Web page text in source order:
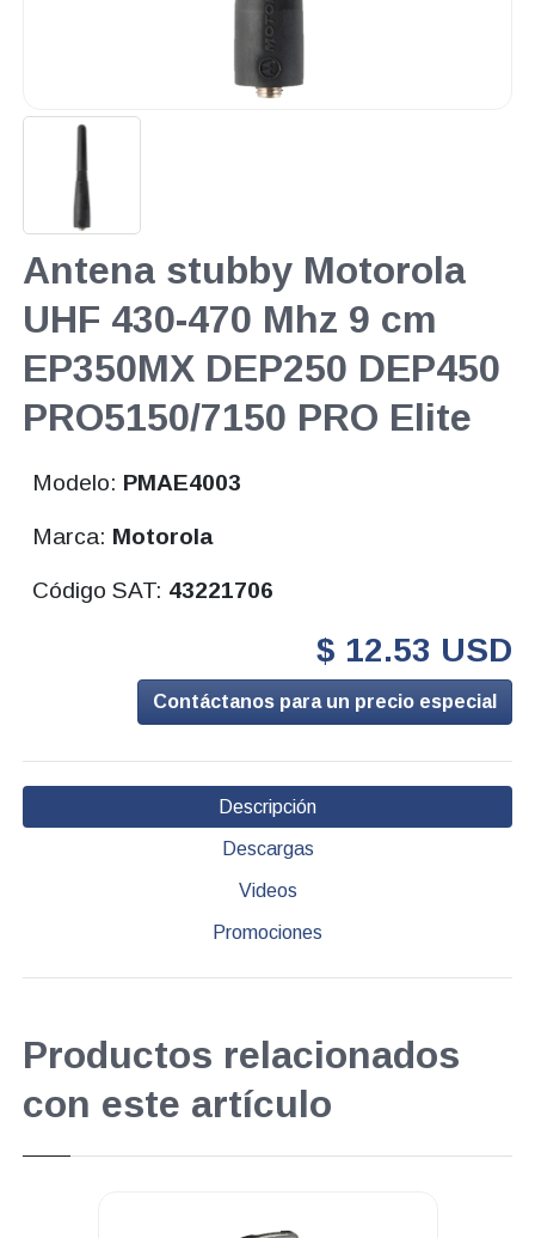
Antena stubby Motorola
UHF 430-470 Mhz 9 cm
EP350MX DEP250 DEP450
PRO5150/7150 PRO Elite
Modelo: PMAE4003
Marca: Motorola
Código SAT: 43221706
$ 12.53 USD
Contáctanos para un precio especial
Descripción
Descargas
Videos
Promociones
Productos relacionados
con este artículo